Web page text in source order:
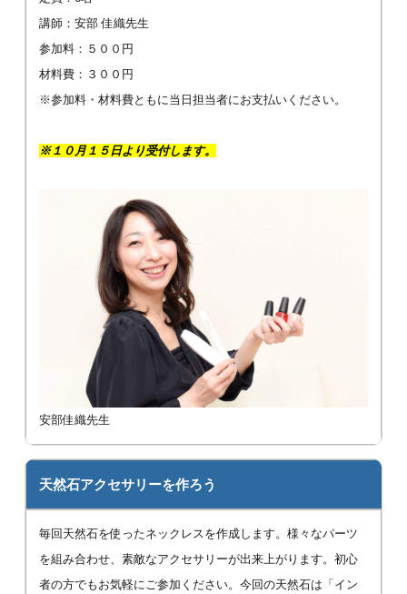
講師：安部 佳織先生
参加料：５００円
材料費：３００円
※参加料・材料費ともに当日担当者にお支払いください。
※１０月１５日より受付します。
安部佳織先生
天然石アクセサリーを作ろう
毎回天然石を使ったネックレスを作成します。様々なパーツ
を組み合わせ、素敵なアクセサリーが出来上がります。初心
者の方でもお気軽にご参加ください。今回の天然石は「イン